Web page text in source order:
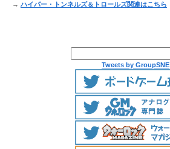
→ ハイパー・トンネルズ＆トロールズ関連はこちら
Tweets by GroupSNE